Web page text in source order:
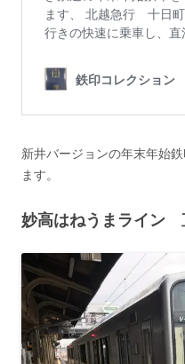
新井バージョンの年末年始
ます。
妙高はねうまライ